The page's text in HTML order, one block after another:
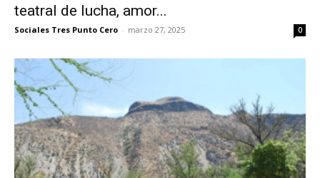
teatral de lucha, amor...
Sociales Tres Punto Cero - marzo 27, 2025 0